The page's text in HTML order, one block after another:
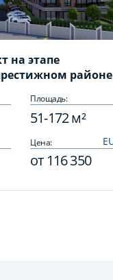
районе
Площадь:
51-172 м²
Цена:
от 116 350